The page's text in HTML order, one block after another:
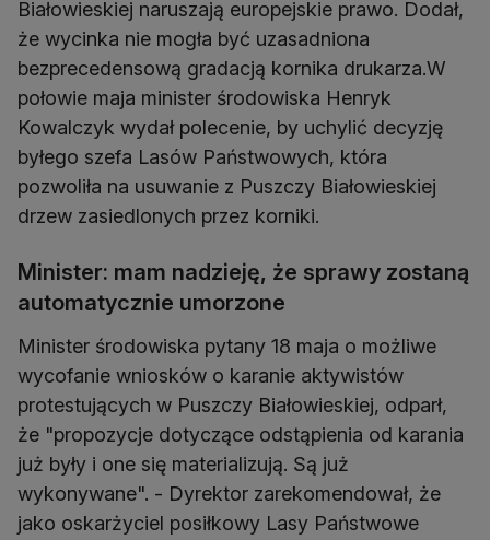
Białowieskiej naruszają europejskie prawo. Dodał,
że wycinka nie mogła być uzasadniona
bezprecedensową gradacją kornika drukarza.W
połowie maja minister środowiska Henryk
Kowalczyk wydał polecenie, by uchylić decyzję
byłego szefa Lasów Państwowych, która
pozwoliła na usuwanie z Puszczy Białowieskiej
drzew zasiedlonych przez korniki.
Minister: mam nadzieję, że sprawy zostaną
automatycznie umorzone
Minister środowiska pytany 18 maja o możliwe
wycofanie wniosków o karanie aktywistów
protestujących w Puszczy Białowieskiej, odparł,
że "propozycje dotyczące odstąpienia od karania
już były i one się materializują. Są już
wykonywane". - Dyrektor zarekomendował, że
jako oskarżyciel posiłkowy Lasy Państwowe